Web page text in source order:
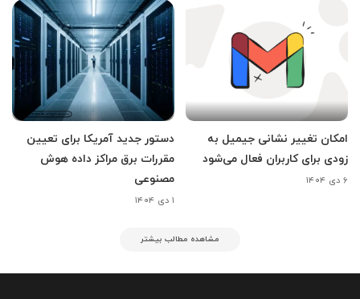
امکان تغییر نشانی جیمیل به
زودی برای کاربران فعال می‌شود
۶ دی ۱۴۰۴
دستور جدید آمریکا برای تعیین
مقررات برق مراکز داده هوش
مصنوعی
۱ دی ۱۴۰۴
مشاهده مطالب بیشتر